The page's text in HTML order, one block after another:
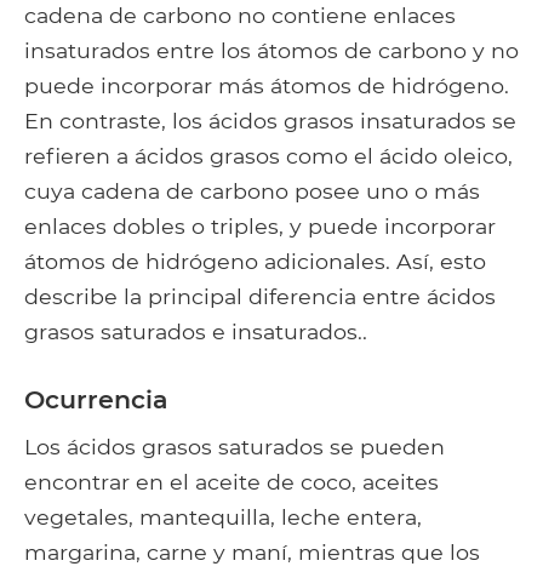
cadena de carbono no contiene enlaces
insaturados entre los átomos de carbono y no
puede incorporar más átomos de hidrógeno.
En contraste, los ácidos grasos insaturados se
refieren a ácidos grasos como el ácido oleico,
cuya cadena de carbono posee uno o más
enlaces dobles o triples, y puede incorporar
átomos de hidrógeno adicionales. Así, esto
describe la principal diferencia entre ácidos
grasos saturados e insaturados..
Ocurrencia
Los ácidos grasos saturados se pueden
encontrar en el aceite de coco, aceites
vegetales, mantequilla, leche entera,
margarina, carne y maní, mientras que los